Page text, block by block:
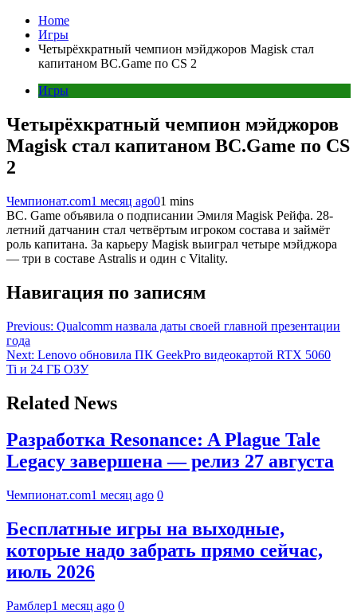
Home
Игры
Четырёхкратный чемпион мэйджоров Magisk стал
капитаном BC.Game по CS 2
Игры
Четырёхкратный чемпион мэйджоров
Magisk стал капитаном BC.Game по CS
2
Чемпионат.com1 месяц ago01 mins
BC. Game объявила о подписании Эмиля Magisk Рейфа. 28-
летний датчанин стал четвёртым игроком состава и займёт
роль капитана. За карьеру Magisk выиграл четыре мэйджора
— три в составе Astralis и один с Vitality.
Навигация по записям
Previous: Qualcomm назвала даты своей главной презентации
года
Next: Lenovo обновила ПК GeekPro видеокартой RTX 5060
Ti и 24 ГБ ОЗУ
Related News
Разработка Resonance: A Plague Tale
Legacy завершена — релиз 27 августа
Чемпионат.com1 месяц ago 0
Бесплатные игры на выходные,
которые надо забрать прямо сейчас,
июль 2026
Рамблер1 месяц ago 0